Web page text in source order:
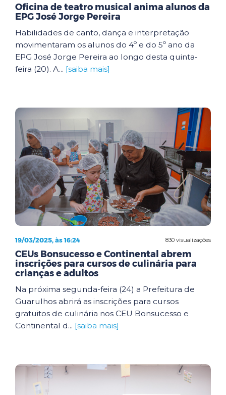
Oficina de teatro musical anima alunos da
EPG José Jorge Pereira
Habilidades de canto, dança e interpretação
movimentaram os alunos do 4º e do 5º ano da
EPG José Jorge Pereira ao longo desta quinta-
feira (20). A... [saiba mais]
830 visualizações
19/03/2025, às 16:24
CEUs Bonsucesso e Continental abrem
inscrições para cursos de culinária para
crianças e adultos
Na próxima segunda-feira (24) a Prefeitura de
Guarulhos abrirá as inscrições para cursos
gratuitos de culinária nos CEU Bonsucesso e
Continental d... [saiba mais]